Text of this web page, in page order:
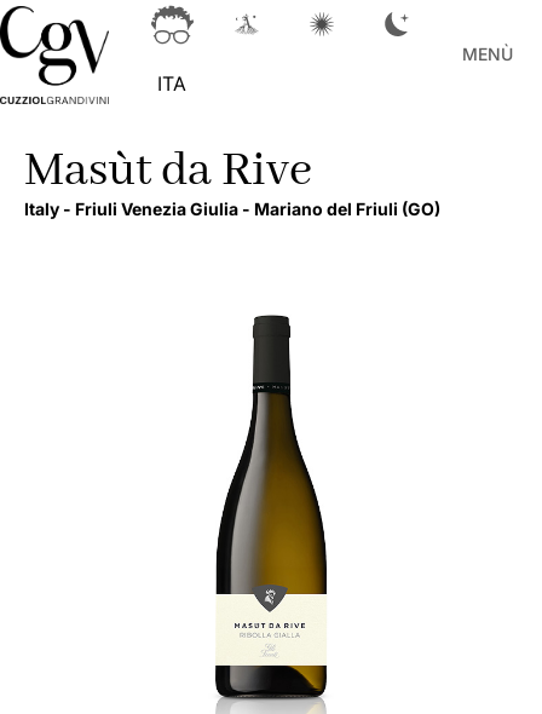
ITA
MENÙ
Masùt da Rive
Italy - Friuli Venezia Giulia - Mariano del Friuli (GO)